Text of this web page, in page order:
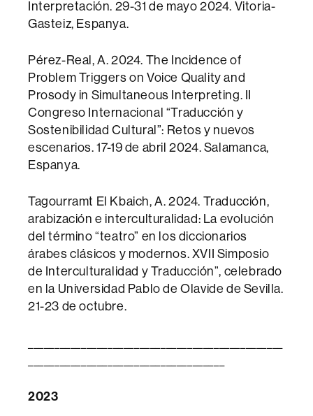
Interpretación. 29-31 de mayo 2024. Vitoria-
Gasteiz, Espanya.
Pérez-Real, A. 2024. The Incidence of
Problem Triggers on Voice Quality and
Prosody in Simultaneous Interpreting. II
Congreso Internacional “Traducción y
Sostenibilidad Cultural”: Retos y nuevos
escenarios. 17-19 de abril 2024. Salamanca,
Espanya.
Tagourramt El Kbaich, A. 2024. Traducción,
arabización e interculturalidad: La evolución
del término “teatro” en los diccionarios
árabes clásicos y modernos. XVII Simposio
de Interculturalidad y Traducción”, celebrado
en la Universidad Pablo de Olavide de Sevilla.
21-23 de octubre.
2023